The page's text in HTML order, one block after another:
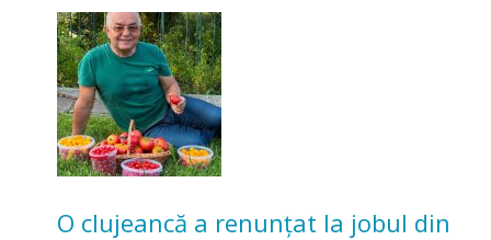
nu poate oferi această satisfacție”
O clujeancă a renunțat la jobul din